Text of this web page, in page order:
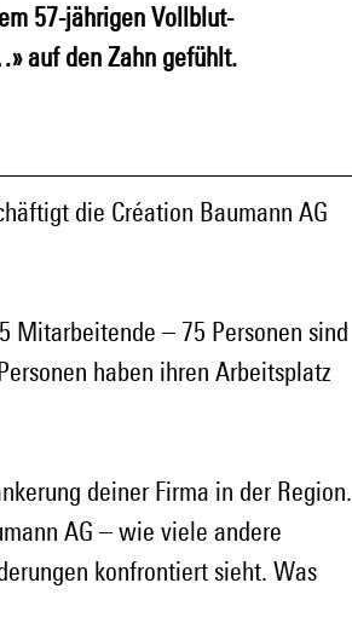
57-jährigen Vollblut-
auf den Zahn gefühlt.
die Création Baumann AG
Mitarbeitende – 75 Personen sind
haben ihren Arbeitsplatz
deiner Firma in der Region.
AG – wie viele andere
konfrontiert sieht. Was